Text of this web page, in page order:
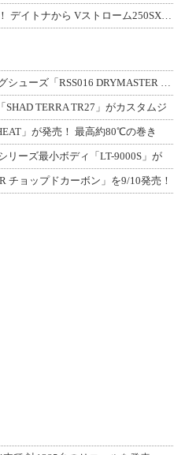
TERRA TR27」がカスタムジ
」が発売！ 最高約80℃の巻き
リーズ最小ボディ「LT-9000S」が
チョップドカーボン」を9/10発売！